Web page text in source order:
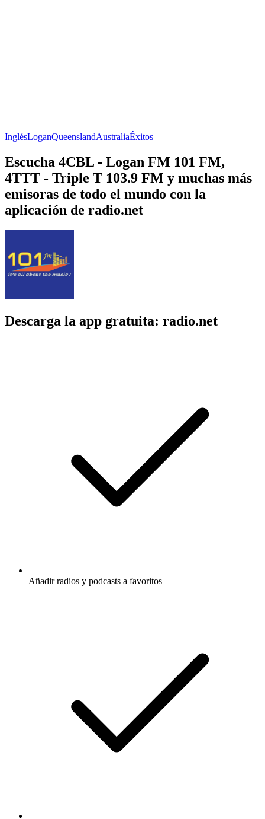
InglésLoganQueenslandAustraliaÉxitos
Escucha 4CBL - Logan FM 101 FM,
4TTT - Triple T 103.9 FM y muchas más
emisoras de todo el mundo con la
aplicación de radio.net
Descarga la app gratuita: radio.net
Añadir radios y podcasts a favoritos